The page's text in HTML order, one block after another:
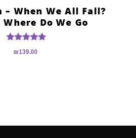
– When We All Fall
Do We Go
5.00
₪139.00